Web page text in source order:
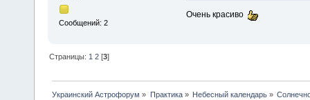
Сообщений: 2
Очень красиво
Страницы: 1 2 [3]
Украинский Астрофорум » Практика» Небесный календарь»